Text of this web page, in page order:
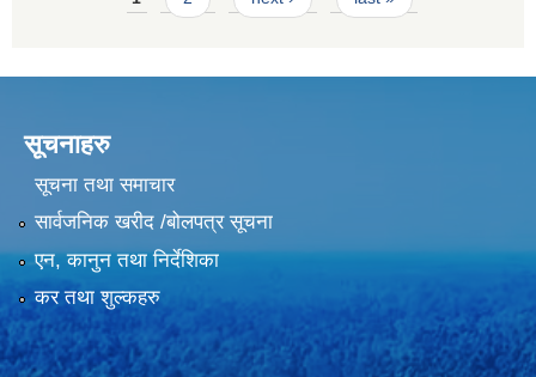
सूचनाहरु
सूचना तथा समाचार
सार्वजनिक खरीद /बोलपत्र सूचना
एन, कानुन तथा निर्देशिका
कर तथा शुल्कहरु